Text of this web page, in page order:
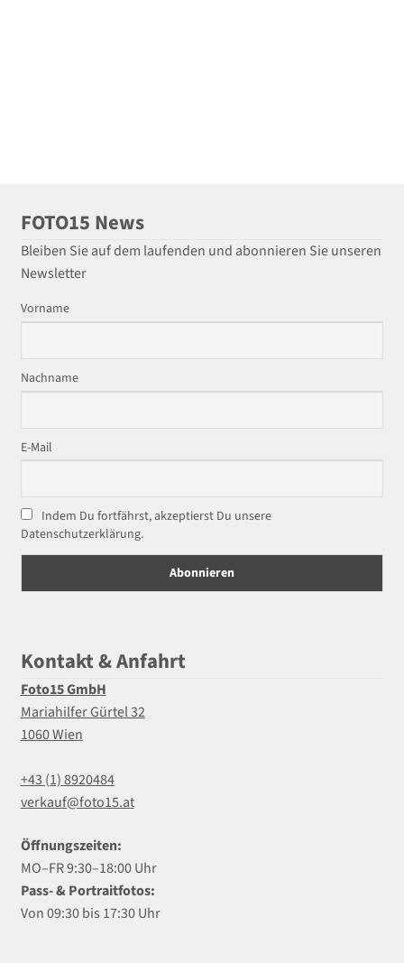
FOTO15 News
Bleiben Sie auf dem laufenden und abonnieren Sie unseren
Newsletter
Vorname
Nachname
E-Mail
Indem Du fortfährst, akzeptierst Du unsere
Datenschutzerklärung.
Kontakt & Anfahrt
Foto15 GmbH
Mariahilfer Gürtel 32
1060 Wien
+43 (1) 8920484
verkauf@foto15.at
Öffnungszeiten:
MO–FR 9:30–18:00 Uhr
Pass- & Portraitfotos:
Von 09:30 bis 17:30 Uhr